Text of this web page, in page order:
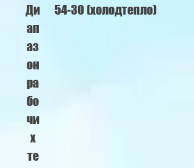
Ди
ап
аз
он
ра
бо
чи
х
те
54-30 (холодтепло)